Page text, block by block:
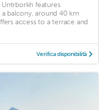
features
balcony, around 40 km
access to a terrace and
Verifica disponibilità